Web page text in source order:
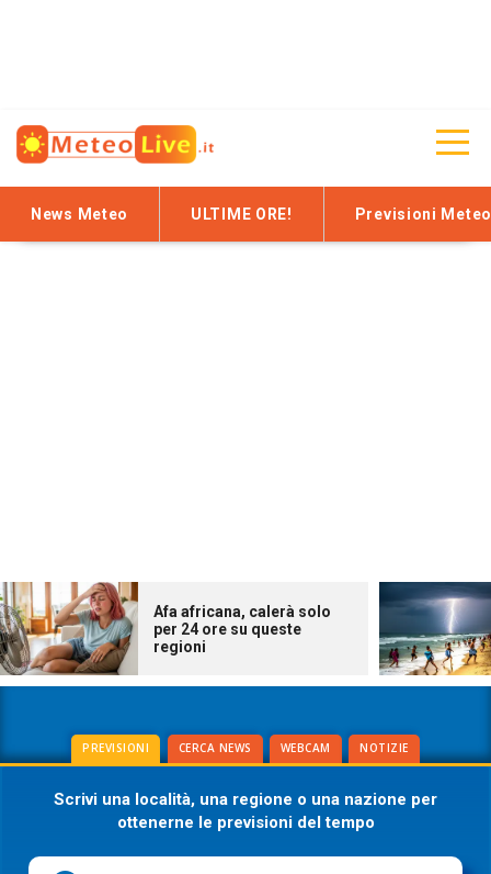
News Meteo ULTIME ORE! Previsioni Meteo
Afa africana, calerà solo
per 24 ore su queste
regioni
PREVISIONI CERCA NEWS WEBCAM NOTIZIE
Scrivi una località, una regione o una nazione per
ottenerne le previsioni del tempo